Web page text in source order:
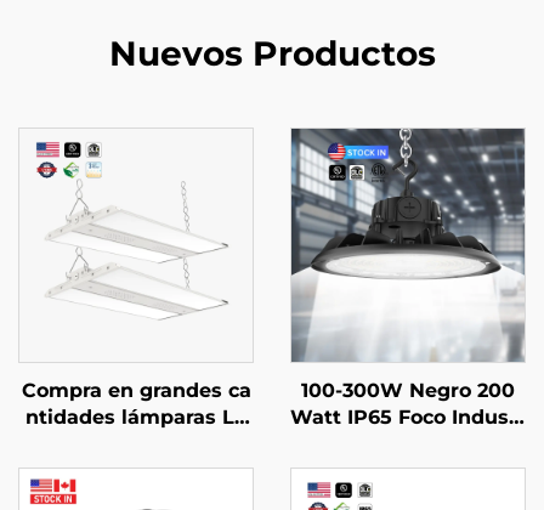
Nuevos Productos
Compra en grandes ca
ntidades lámparas LE
vatios - 400 vatios con
lámparas lineales ajus
100-300W Negro 200
Watt IP65 Foco Industr
macén UFO Alta Poten
cia Led para Gimnasio